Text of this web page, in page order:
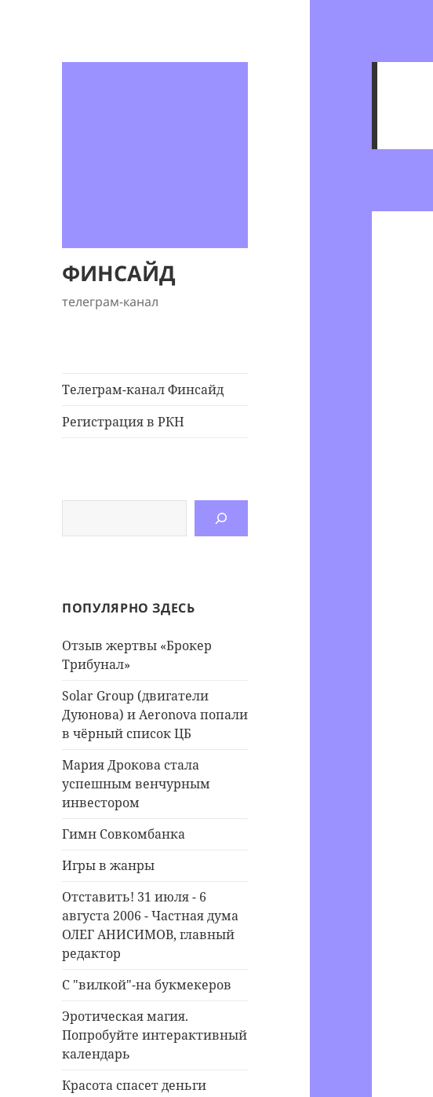
ФИНСАЙД
телеграм-канал
Телеграм-канал Финсайд
Регистрация в РКН
ПОПУЛЯРНО ЗДЕСЬ
Отзыв жертвы «Брокер
Трибунал»
Solar Group (двигатели
Дуюнова) и Aeronova попали
в чёрный список ЦБ
Мария Дрокова стала
успешным венчурным
инвестором
Гимн Совкомбанка
Игры в жанры
Отставить! 31 июля - 6
августа 2006 - Частная дума
ОЛЕГ АНИСИМОВ, главный
редактор
С "вилкой"-на букмекеров
Эротическая магия.
Попробуйте интерактивный
календарь
Красота спасет деньги